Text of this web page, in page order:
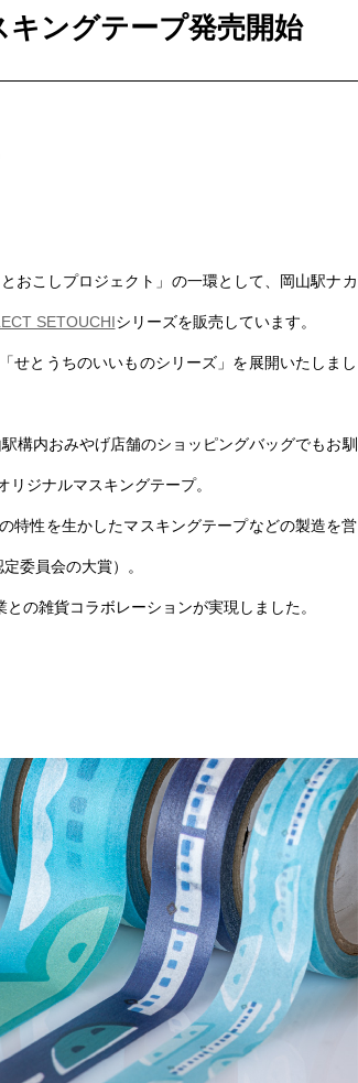
ングテープ発売開始
おこしプロジェクト」の一環として、岡山駅ナカ
SETOUCHIシリーズを販売しています。
せとうちのいいものシリーズ」を展開いたしまし
構内おみやげ店舗のショッピングバッグでもお馴
ジナルマスキングテープ。
特性を生かしたマスキングテープなどの製造を営
委員会の大賞）。
の雑貨コラボレーションが実現しました。